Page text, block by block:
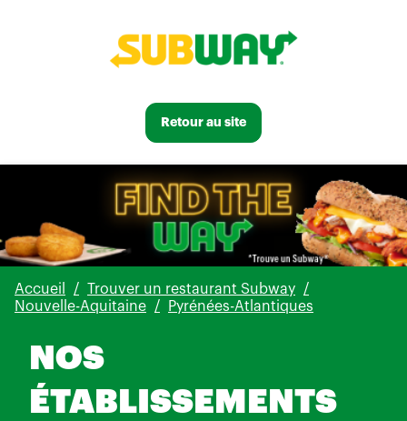
Retour au site
Accueil
Trouver un restaurant Subway
Nouvelle-Aquitaine
Pyrénées-Atlantiques
NOS
ÉTABLISSEMENTS